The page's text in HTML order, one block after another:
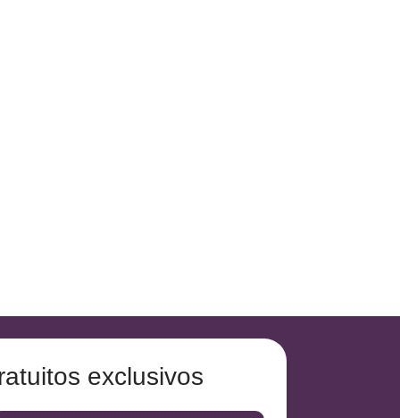
exclusivos